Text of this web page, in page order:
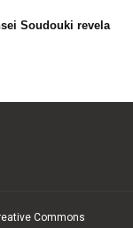
Soudouki revela
Commons